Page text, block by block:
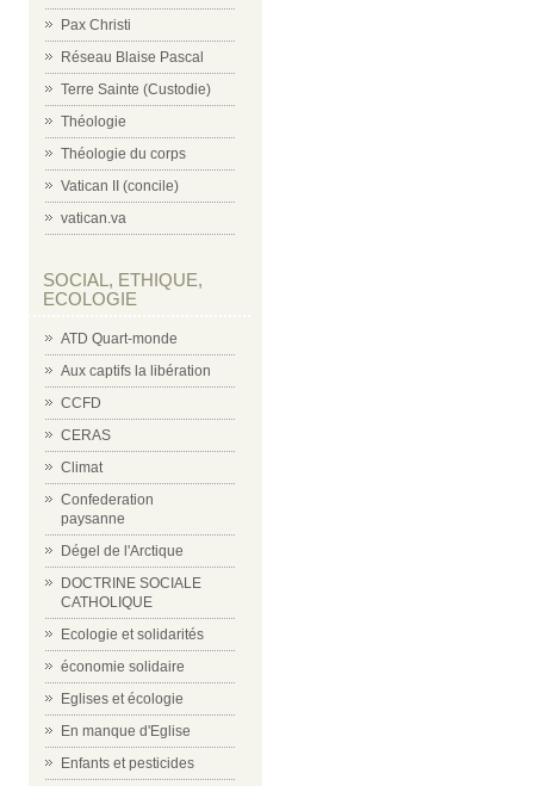
Pax Christi
Réseau Blaise Pascal
Terre Sainte (Custodie)
Théologie
Théologie du corps
Vatican II (concile)
vatican.va
SOCIAL, ETHIQUE,
ECOLOGIE
ATD Quart-monde
Aux captifs la libération
CCFD
CERAS
Climat
Confederation
paysanne
Dégel de l'Arctique
DOCTRINE SOCIALE
CATHOLIQUE
Ecologie et solidarités
économie solidaire
Eglises et écologie
En manque d'Eglise
Enfants et pesticides